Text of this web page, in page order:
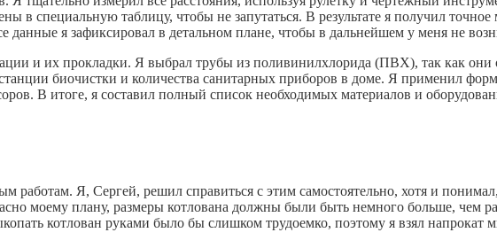
в специальную таблицу, чтобы не запутаться. В результате я получил
данные я зафиксировал в детальном плане, чтобы в дальнейшем у меня не
и их прокладки. Я выбрал трубы из поливинилхлорида (ПВХ), так как они
биочистки и количества санитарных приборов в доме. Я применил
В итоге, я составил полный список необходимых материалов и
Я, Сергей, решил справиться с этим самостоятельно, хотя и
моему плану, размеры котлована должны были быть немного больше, чем
котлован руками было бы слишком трудоемко, поэтому я взял напрокат